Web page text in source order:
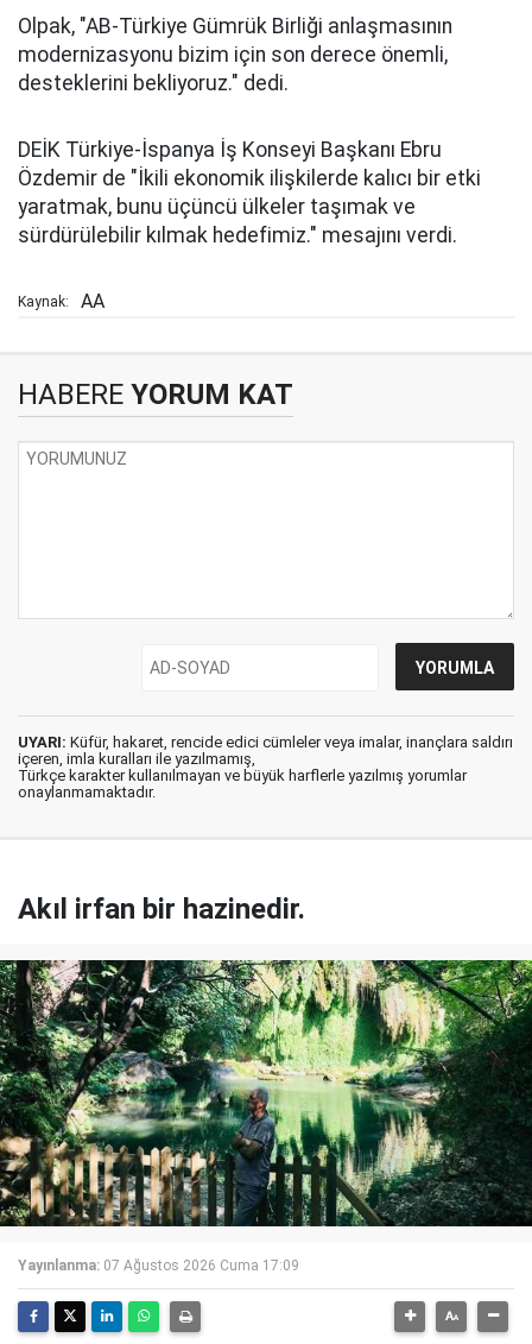
Olpak, "AB-Türkiye Gümrük Birliği anlaşmasının
modernizasyonu bizim için son derece önemli,
desteklerini bekliyoruz." dedi.
DEİK Türkiye-İspanya İş Konseyi Başkanı Ebru
Özdemir de "İkili ekonomik ilişkilerde kalıcı bir etki
yaratmak, bunu üçüncü ülkeler taşımak ve
sürdürülebilir kılmak hedefimiz." mesajını verdi.
Kaynak: AA
HABERE YORUM KAT
UYARI: Küfür, hakaret, rencide edici cümleler veya imalar, inançlara saldırı
içeren, imla kuralları ile yazılmamış,
Türkçe karakter kullanılmayan ve büyük harflerle yazılmış yorumlar
onaylanmamaktadır.
Akıl irfan bir hazinedir.
Yayınlanma: 07 Ağustos 2026 Cuma 17:09